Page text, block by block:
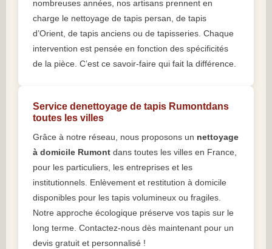
nombreuses années, nos artisans prennent en
charge le nettoyage de tapis persan, de tapis
d’Orient, de tapis anciens ou de tapisseries. Chaque
intervention est pensée en fonction des spécificités
de la pièce. C’est ce savoir-faire qui fait la différence.
Service denettoyage de tapis Rumontdans
toutes les villes
Grâce à notre réseau, nous proposons un nettoyage
à domicile Rumont dans toutes les villes en France,
pour les particuliers, les entreprises et les
institutionnels. Enlèvement et restitution à domicile
disponibles pour les tapis volumineux ou fragiles.
Notre approche écologique préserve vos tapis sur le
long terme. Contactez-nous dès maintenant pour un
devis gratuit et personnalisé !